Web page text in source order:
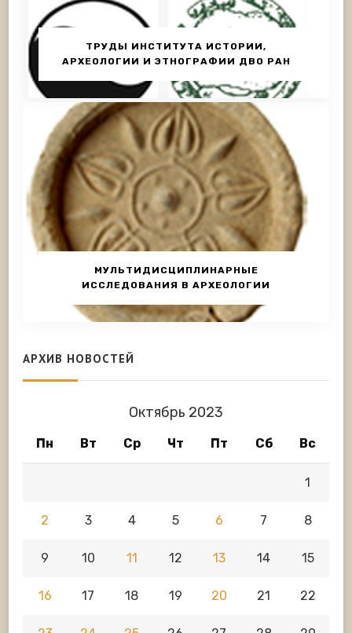
ТРУДЫ ИНСТИТУТА ИСТОРИИ,
АРХЕОЛОГИИ И ЭТНОГРАФИИ ДВО РАН
МУЛЬТИДИСЦИПЛИНАРНЫЕ
ИССЛЕДОВАНИЯ В АРХЕОЛОГИИ
АРХИВ НОВОСТЕЙ
Октябрь 2023
Пн Вт Ср Чт Пт Сб Вс
1
2 3 4 5 6 7 8
9 10 11 12 13 14 15
16 17 18 19 20 21 22